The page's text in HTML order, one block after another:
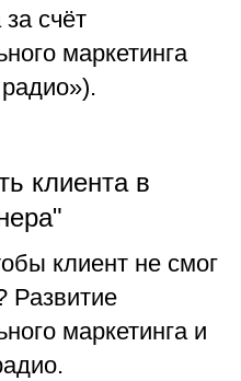
счёт
маркетинга
клиента в
клиент не смог
Развитие
маркетинга и